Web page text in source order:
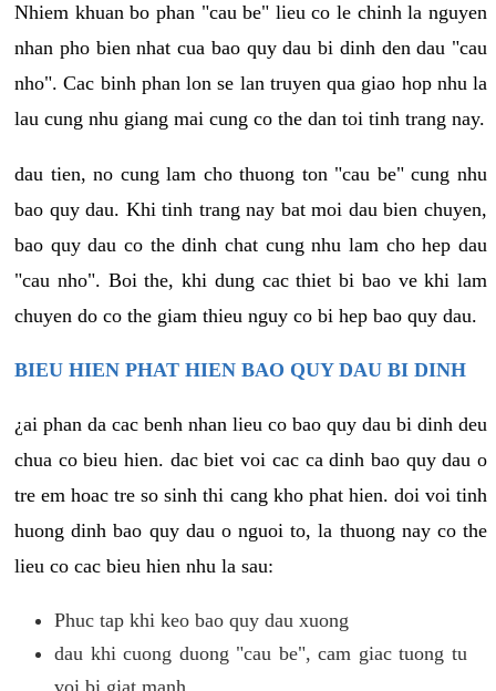
Nhiem khuan bo phan "cau be" lieu co le chinh la nguyen
nhan pho bien nhat cua bao quy dau bi dinh den dau "cau
nho". Cac binh phan lon se lan truyen qua giao hop nhu la
lau cung nhu giang mai cung co the dan toi tinh trang nay.
dau tien, no cung lam cho thuong ton "cau be" cung nhu
bao quy dau. Khi tinh trang nay bat moi dau bien chuyen,
bao quy dau co the dinh chat cung nhu lam cho hep dau
"cau nho". Boi the, khi dung cac thiet bi bao ve khi lam
chuyen do co the giam thieu nguy co bi hep bao quy dau.
BIEU HIEN PHAT HIEN BAO QUY DAU BI DINH
¿ai phan da cac benh nhan lieu co bao quy dau bi dinh deu
chua co bieu hien. dac biet voi cac ca dinh bao quy dau o
tre em hoac tre so sinh thi cang kho phat hien. doi voi tinh
huong dinh bao quy dau o nguoi to, la thuong nay co the
lieu co cac bieu hien nhu la sau:
Phuc tap khi keo bao quy dau xuong
dau khi cuong duong "cau be", cam giac tuong tu